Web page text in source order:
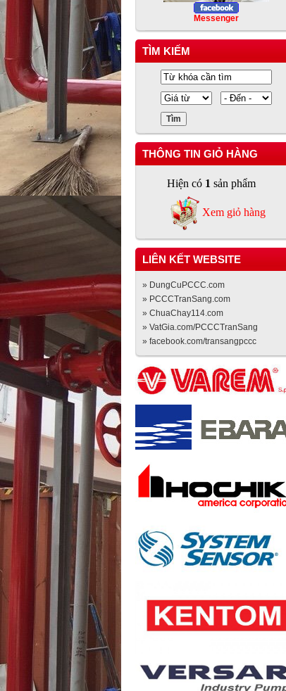
Messenger
TÌM KIẾM
THÔNG TIN GIỎ HÀNG
Hiện có 1 sản phẩm
Xem giỏ hàng
LIÊN KẾT WEBSITE
» DungCuPCCC.com
» PCCCTranSang.com
» ChuaChay114.com
» VatGia.com/PCCCTranSang
» facebook.com/transangpccc